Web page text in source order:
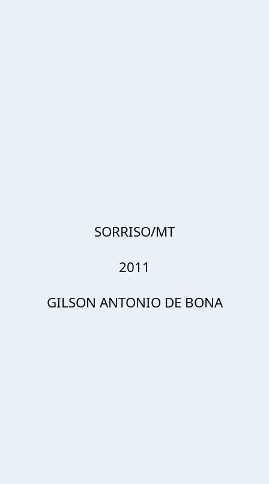
SORRISO/MT
2011
GILSON ANTONIO DE BONA